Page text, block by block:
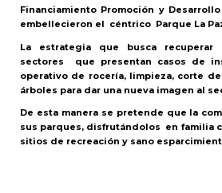
Financiamiento Promoción y Desarrollo
embellecieron el céntrico Parque La
La estrategia que busca
sectores que presentan casos de
operativo de rocería, limpieza, corte
árboles para dar una nueva imagen al
De esta manera se pretende que la
sus parques, disfrutándolos en familia
sitios de recreación y sano